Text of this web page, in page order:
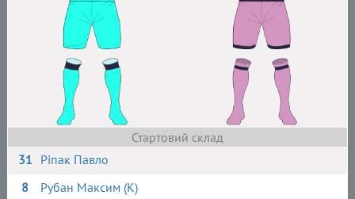
Стартовий склад
31 Ріпак Павло
8
Рубан Максим (К)